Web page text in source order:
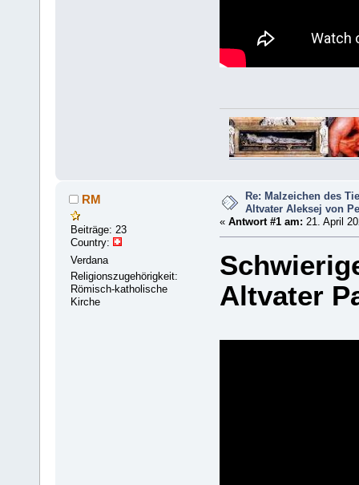
RM
Beiträge: 23
Country:
Verdana
Religionszugehörigkeit:
Römisch-katholische
Kirche
Re: Malzeichen des
Altvater Aleksej von
« Antwort #1 am: 21. April
Altvater